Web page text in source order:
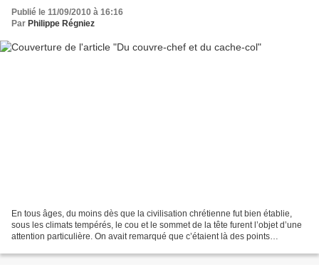
Publié le 11/09/2010 à 16:16
Par Philippe Régniez
En tous âges, du moins dès que la civilisation chrétienne fut bien établie,
sous les climats tempérés, le cou et le sommet de la tête furent l’objet d’une
attention particulière. On avait remarqué que c’étaient là des points